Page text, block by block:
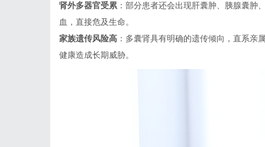
肾外多器官受累 ：部分患者还会出现肝囊肿、胰腺囊肿
血，直接危及生命。
家族遗传风险高 ：多囊肾具有明确的遗传倾向，直系亲
健康造成长期威胁。